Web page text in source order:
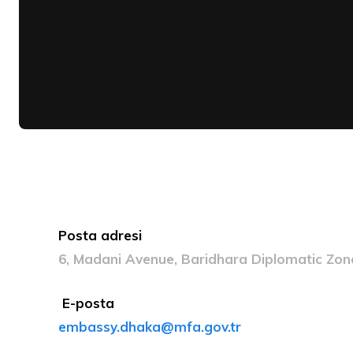
Posta adresi
6, Madani Avenue, Baridhara Diplomatic
E-posta
embassy.dhaka@mfa.gov.tr